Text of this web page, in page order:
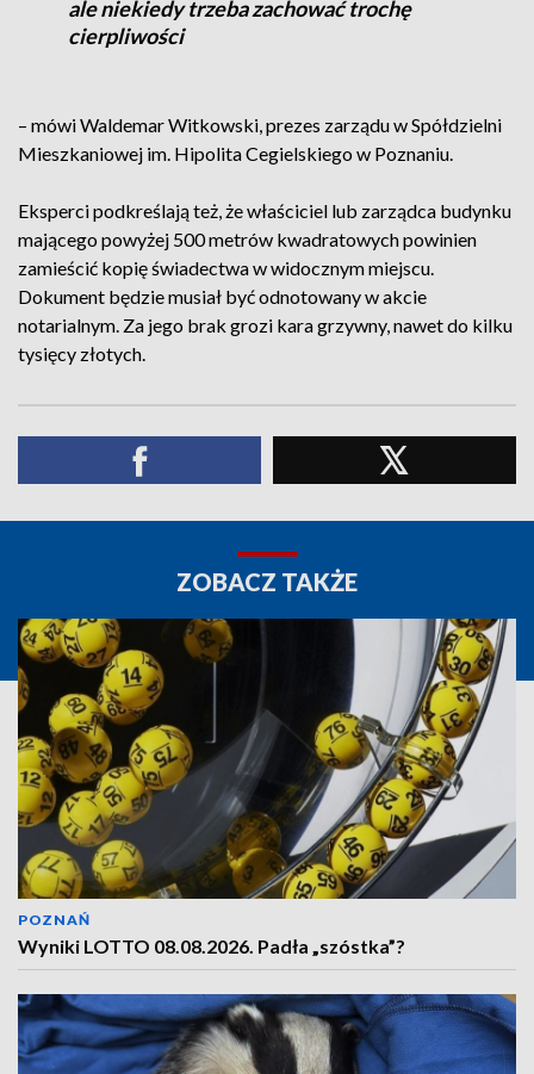
ale niekiedy trzeba zachować trochę
cierpliwości
– mówi Waldemar Witkowski, prezes zarządu w Spółdzielni
Mieszkaniowej im. Hipolita Cegielskiego w Poznaniu.
Eksperci podkreślają też, że właściciel lub zarządca budynku
mającego powyżej 500 metrów kwadratowych powinien
zamieścić kopię świadectwa w widocznym miejscu.
Dokument będzie musiał być odnotowany w akcie
notarialnym. Za jego brak grozi kara grzywny, nawet do kilku
tysięcy złotych.
ZOBACZ TAKŻE
POZNAŃ
Wyniki LOTTO 08.08.2026. Padła „szóstka”?